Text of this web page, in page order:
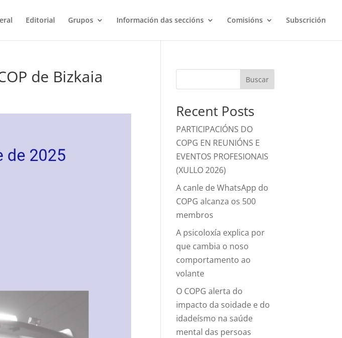
Editorial Grupos Información das seccións Comisións Subscrición
de Bizkaia Buscar
Recent Posts
PARTICIPACIÓNS DO
COPG EN REUNIÓNS E
EVENTOS PROFESIONAIS
(XULLO 2026)
A canle de WhatsApp do
COPG alcanza os 500
membros
A psicoloxía explica por
que cambia o noso
comportamento ao
volante
O COPG alerta do
impacto da soidade e do
idadeísmo na saúde
mental das persoas